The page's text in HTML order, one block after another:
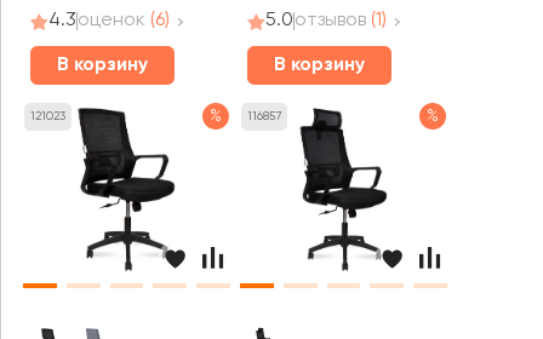
4.3оценок (6)
В корзину
5.0отзывов (1)
В корзину
121023 % 116857 %